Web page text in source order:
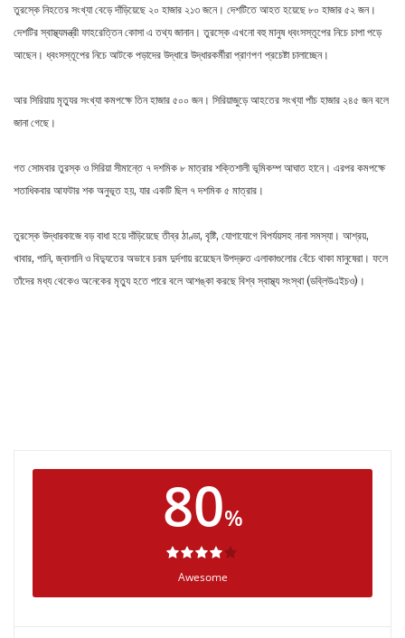
তুরস্কে নিহতের সংখ্যা বেড়ে দাঁড়িয়েছে ২০ হাজার ২১৩ জনে। দেশটিতে আহত হয়েছে ৮০ হাজার ৫২ জন।
দেশটির স্বাস্থ্যমন্ত্রী ফাহরেত্তিন কোসা এ তথ্য জানান। তুরস্কে এখনো বহু মানুষ ধ্বংসস্তূপের নিচে চাপা পড়ে
আছেন। ধ্বংসস্তূপের নিচে আটকে পড়াদের উদ্ধারে উদ্ধারকর্মীরা প্রাণপণ প্রচেষ্টা চালাচ্ছেন।
আর সিরিয়ায় মৃত্যুর সংখ্যা কমপক্ষে তিন হাজার ৫০০ জন। সিরিয়াজুড়ে আহতের সংখ্যা পাঁচ হাজার ২৪৫ জন বলে
জানা গেছে।
গত সোমবার তুরস্ক ও সিরিয়া সীমান্তে ৭ দশমিক ৮ মাত্রার শক্তিশালী ভূমিকম্প আঘাত হানে। এরপর কমপক্ষে
শতাধিকবার আফটার শক অনুভূত হয়, যার একটি ছিল ৭ দশমিক ৫ মাত্রার।
তুরস্কে উদ্ধারকাজে বড় বাধা হয়ে দাঁড়িয়েছে তীব্র ঠাণ্ডা, বৃষ্টি, যোগাযোগে বিপর্যয়সহ নানা সমস্যা। আশ্রয়,
খাবার, পানি, জ্বালানি ও বিদ্যুতের অভাবে চরম দুর্দশায় রয়েছেন উপদ্রুত এলাকাগুলোর বেঁচে থাকা মানুষেরা। ফলে
তাঁদের মধ্য থেকেও অনেকের মৃত্যু হতে পারে বলে আশঙ্কা করছে বিশ্ব স্বাস্থ্য সংস্থা (ডব্লিউএইচও)।
80%
Awesome